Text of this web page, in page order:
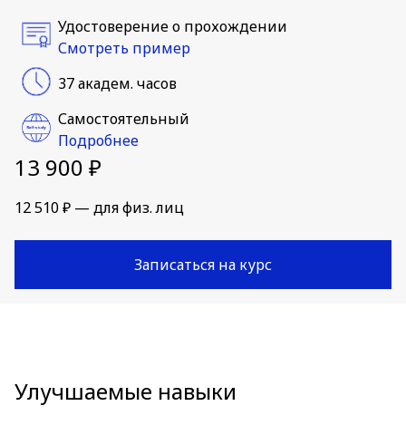
Удостоверение о прохождении
Смотреть пример
37 академ. часов
Самостоятельный
Подробнее
13 900 ₽
12 510 ₽ — для физ. лиц
Записаться на курс
Улучшаемые навыки